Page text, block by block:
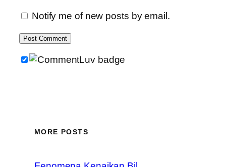
Notify me of new posts by email.
MORE POSTS